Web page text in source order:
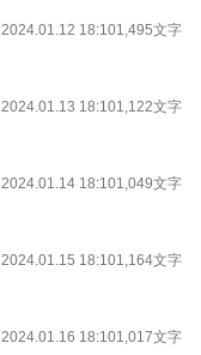
2024.01.12 18:101,495文字
2024.01.13 18:101,122文字
2024.01.14 18:101,049文字
2024.01.15 18:101,164文字
2024.01.16 18:101,017文字